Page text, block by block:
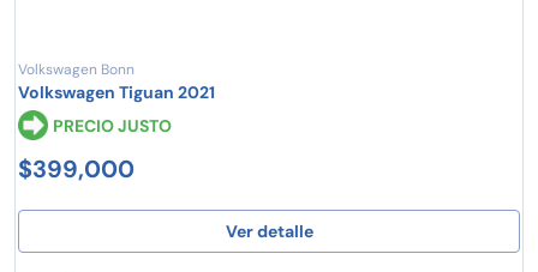
Volkswagen Bonn
Volkswagen Tiguan 2021
PRECIO JUSTO
$399,000
Ver detalle